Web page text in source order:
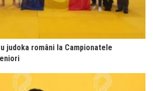
judoka români la Campionatele